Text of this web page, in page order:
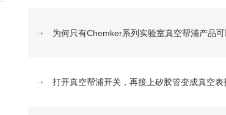
为何只有Chemker系列实验室真空帮浦产品
打开真空帮浦开关，再接上矽胶管变成真空